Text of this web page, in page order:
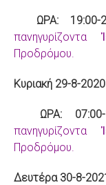
ΩΡΑ: 19:00-
Προδρόμου.
Κυριακή 29-8-2020
ΩΡΑ: 07:00-
Προδρόμου.
Δευτέρα 30-8-